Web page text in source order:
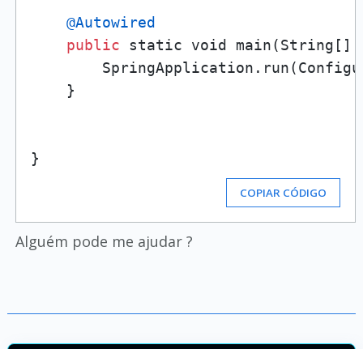
@Autowired
public static void main(String[]
    }
COPIAR CÓDIGO
Alguém pode me ajudar ?